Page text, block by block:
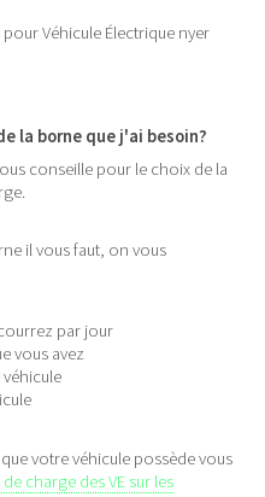
la borne que j'ai besoin?
conseille pour le choix de la
il vous faut, on vous
par jour
vous avez
votre véhicule possède vous
charge des VE sur les